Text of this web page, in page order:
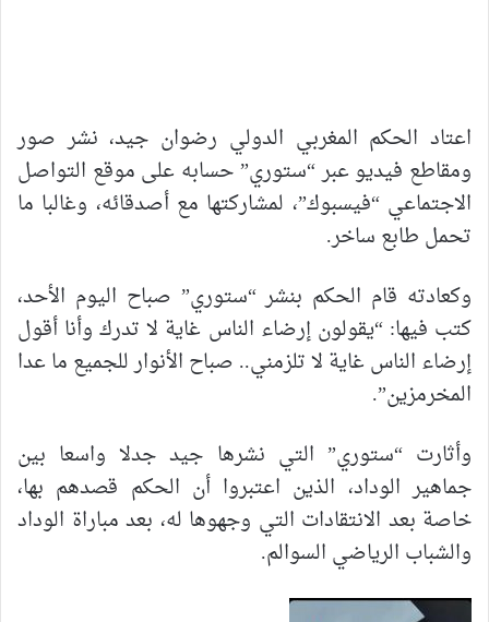
اعتاد الحكم المغربي الدولي رضوان جيد، نشر صور
ومقاطع فيديو عبر “ستوري” حسابه على موقع التواصل
الاجتماعي “فيسبوك”، لمشاركتها مع أصدقائه، وغالبا ما
تحمل طابع ساخر.
وكعادته قام الحكم بنشر “ستوري” صباح اليوم الأحد،
كتب فيها: “يقولون إرضاء الناس غاية لا تدرك وأنا أقول
إرضاء الناس غاية لا تلزمني.. صباح الأنوار للجميع ما عدا
المخرمزين”.
وأثارت “ستوري” التي نشرها جيد جدلا واسعا بين
جماهير الوداد، الذين اعتبروا أن الحكم قصدهم بها،
خاصة بعد الانتقادات التي وجهوها له، بعد مباراة الوداد
والشباب الرياضي السوالم.